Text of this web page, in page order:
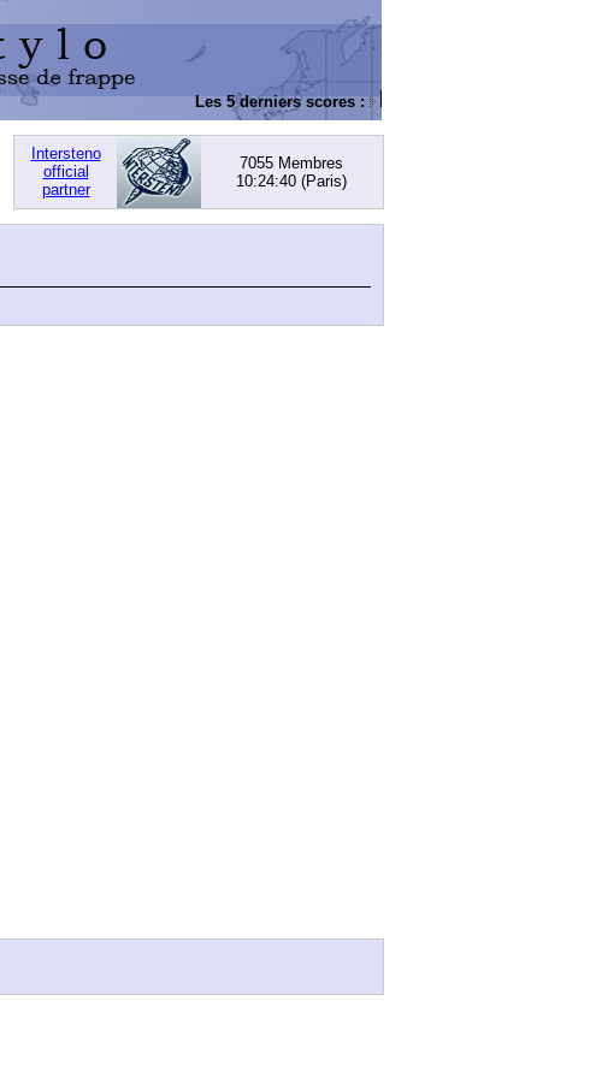
Les 5 derniers scores :
Intersteno
official
partner
7055 Membres
10:24:40(Paris)